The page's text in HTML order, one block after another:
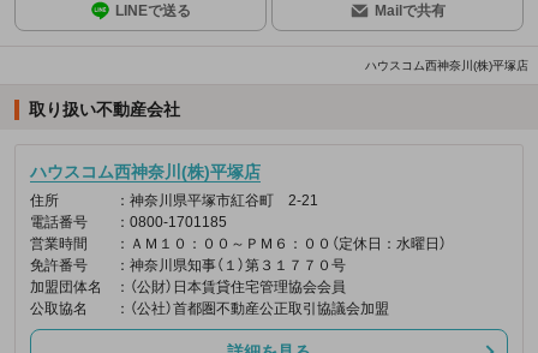
LINEで送る Mailで共有
ハウスコム西神奈川(株)平塚店
取り扱い不動産会社
ハウスコム西神奈川(株)平塚店
住所
：神奈川県平塚市紅谷町 2-21
電話番号
：0800-1701185
営業時間
：ＡＭ１０：００～ＰＭ６：００（定休日：水曜日）
免許番号
：神奈川県知事（１）第３１７７０号
加盟団体名
：（公財）日本賃貸住宅管理協会会員
公取協名
：（公社）首都圏不動産公正取引協議会加盟